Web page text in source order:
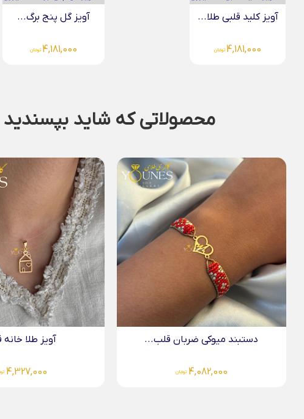
آویز کلید قلبی طلا...
4,181,000 تومان
آویز گل پنج برگ...
4,181,000 تومان
محصولاتی که شاید بپسندید
دستبند میوکی ضربان قلب...
4,082,000 تومان
آویز طلا خانه
4,327,000